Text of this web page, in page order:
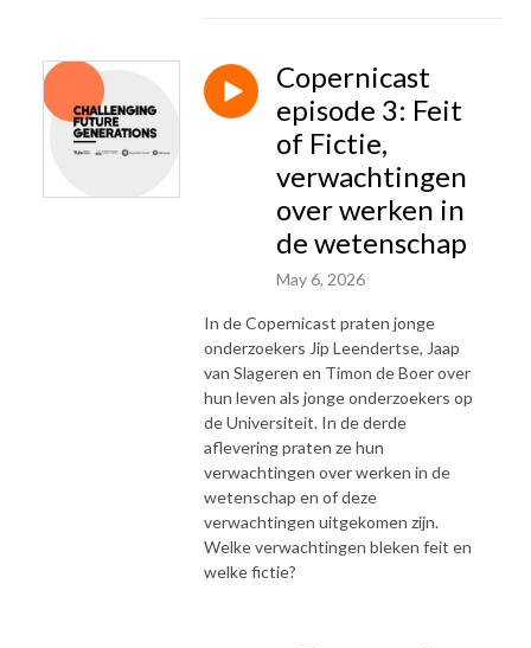
Copernicast
episode 3: Feit
of Fictie,
verwachtingen
over werken in
de wetenschap
May 6, 2026
In de Copernicast praten jonge
onderzoekers Jip Leendertse, Jaap
van Slageren en Timon de Boer over
hun leven als jonge onderzoekers op
de Universiteit. In de derde
aflevering praten ze hun
verwachtingen over werken in de
wetenschap en of deze
verwachtingen uitgekomen zijn.
Welke verwachtingen bleken feit en
welke fictie?